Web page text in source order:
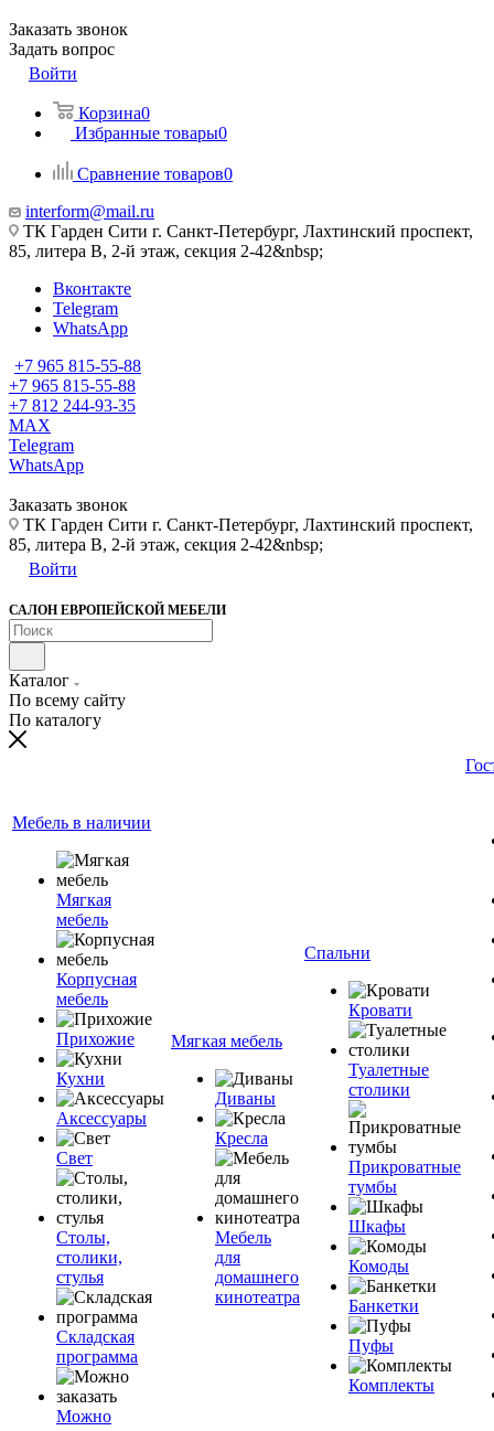
Заказать звонок
Задать вопрос
Войти
Корзина0
Избранные товары0
Сравнение товаров0
interform@mail.ru
ТК Гарден Сити г. Санкт-Петербург, Лахтинский проспект,
85, литера В, 2-й этаж, секция 2-42&nbsp;
Вконтакте
Telegram
WhatsApp
+7 965 815-55-88
+7 965 815-55-88
+7 812 244-93-35
MAX
Telegram
WhatsApp
Заказать звонок
ТК Гарден Сити г. Санкт-Петербург, Лахтинский проспект,
85, литера В, 2-й этаж, секция 2-42&nbsp;
Войти
САЛОН ЕВРОПЕЙСКОЙ МЕБЕЛИ
Каталог
По всему сайту
По каталогу
Мебель в наличии
Мягкая
мебель
Корпусная
мебель
Прихожие
Кухни
Аксессуары
Свет
Столы,
столики,
стулья
Складская
программа
Можно
Мягкая мебель
Диваны
Кресла
Мебель
для
домашнего
кинотеатра
Спальни
Кровати
Туалетные
столики
Прикроватные
тумбы
Шкафы
Комоды
Банкетки
Пуфы
Комплекты